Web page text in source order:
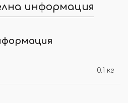
информация
0.1 кг